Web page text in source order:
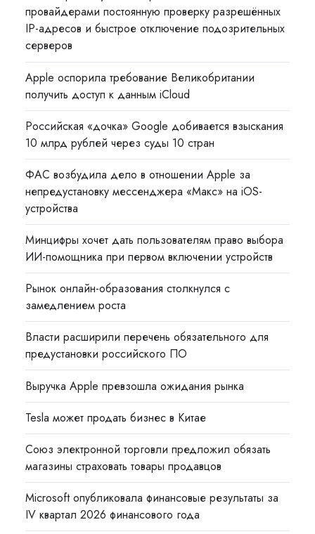
провайдерами постоянную проверку разрешённых
IP-адресов и быстрое отключение подозрительных
серверов
Apple оспорила требование Великобритании
получить доступ к данным iCloud
Российская «дочка» Google добивается взыскания
10 млрд рублей через суды 10 стран
ФАС возбудила дело в отношении Apple за
непредустановку мессенджера «Макс» на iOS-
устройства
Минцифры хочет дать пользователям право выбора
ИИ-помощника при первом включении устройств
Рынок онлайн-образования столкнулся с
замедлением роста
Власти расширили перечень обязательного для
предустановки российского ПО
Выручка Apple превзошла ожидания рынка
Tesla может продать бизнес в Китае
Союз электронной торговли предложил обязать
магазины страховать товары продавцов
Microsoft опубликовала финансовые результаты за
IV квартал 2026 финансового года